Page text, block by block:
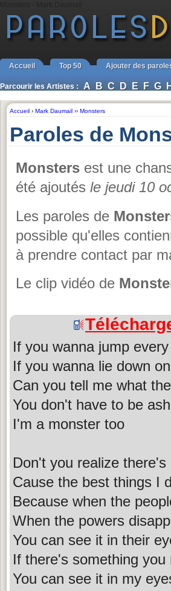
Accueil Top 50 Ajouter des
Parcourir les Artistes : A B C D E F G
Accueil › Mark Daumail ›› Monsters
Paroles de
Monsters est une
été ajoutés le jeudi 10
Les paroles de
possible qu'elles
à prendre contact par
Le clip vidéo de
If you wanna jump
If you wanna lie down
Can you tell me what
You don't have to be
I'm a monster too
Don't you realize
Cause the best things I
Because when the
When the powers
You can see it in their
If there's something you
You can see it in my